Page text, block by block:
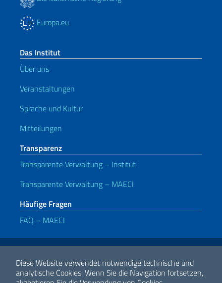
Diese Website verwendet notwendige technische und
analytische Cookies.Wenn Sie die Navigation fortsetzen,
Europa.eu
Das Institut
Über uns
Veranstaltungen
Sprache und Kultur
Mitteilungen
Transparenz
Transparente Verwaltung – Institut
Transparente Verwaltung – MAECI
Häufige Fragen
FAQ – MAECI
Nützliche Links